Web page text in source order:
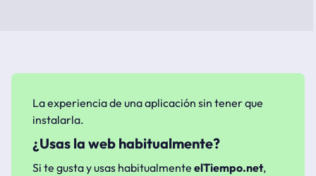
La experiencia de una aplicación sin tener que
instalarla.
¿Usas la web habitualmente?
Si te gusta y usas habitualmente elTiempo.net,